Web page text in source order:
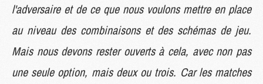
l'adversaire et de ce que nous voulons mettre en place
au niveau des combinaisons et des schémas de jeu.
Mais nous devons rester ouverts à cela, avec non pas
une seule option, mais deux ou trois. Car les matches